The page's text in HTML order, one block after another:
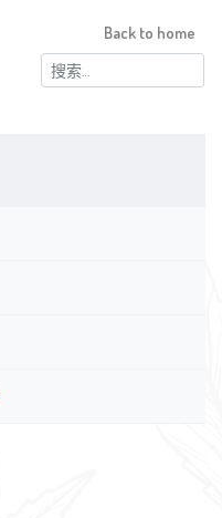
搜
索：
Back to home